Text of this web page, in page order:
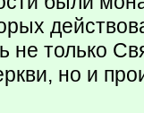
не только
но и